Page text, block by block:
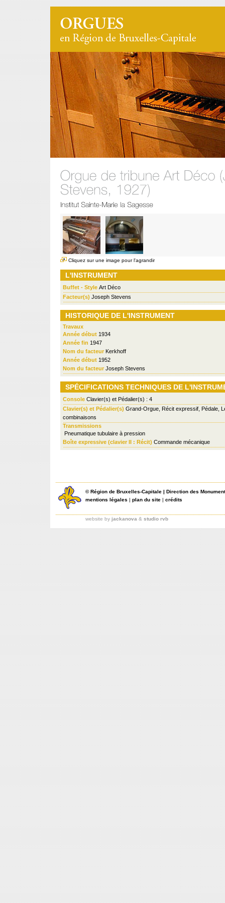
Cliquez sur une image pour l'agrandir
L'INSTRUMENT
Buffet - Style Art Déco
Facteur(s) Joseph Stevens
HISTORIQUE DE L'INSTRUMENT
Travaux
Année début 1934
Année fin 1947
Nom du facteur Kerkhoff
Année début 1952
Nom du facteur Joseph Stevens
SPÉCIFICATIONS TECHNIQUES DE
Console Clavier(s) et Pédalier(s) : 4
Clavier(s) et Pédalier(s) Grand-Orgue, Récit expressif, Pédale,
combinaisons
Transmissions
Pneumatique tubulaire à pression
Boîte expressive (clavier II : Récit) Commande mécanique
©Région de Bruxelles-Capitale | Direction des
mentions légales | plan du site | crédits
website by jackanova & studio rvb